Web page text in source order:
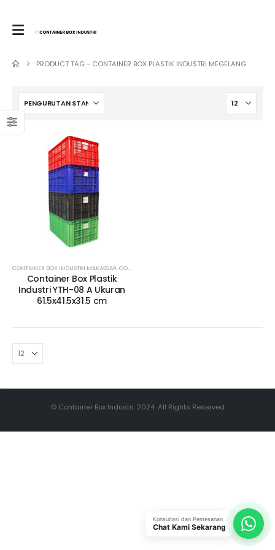
PRODUCT TAG - CONTAINER BOX PLASTIK INDUSTRI MEGELANG
CONTAINER BOX INDUSTRI MAKASSAR,CONTAINER BOX INDUSTRI MAMUJU
Container Box Plastik
Industri YTH-08 A Ukuran
61.5x41.5x31.5 cm
© Container Box Industri. 2024. All Rights Reserved
Konsultasi dan Pemesanan
Chat Kami Sekarang